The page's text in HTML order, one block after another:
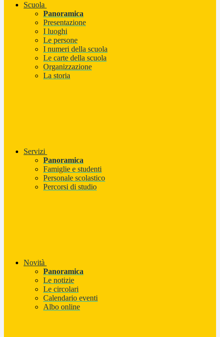
Scuola
Panoramica
Presentazione
I luoghi
Le persone
I numeri della scuola
Le carte della scuola
Organizzazione
La storia
Servizi
Panoramica
Famiglie e studenti
Personale scolastico
Percorsi di studio
Novità
Panoramica
Le notizie
Le circolari
Calendario eventi
Albo online